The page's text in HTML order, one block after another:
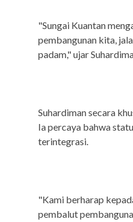
"Sungai Kuantan
pembangunan kita,
padam," ujar
Suhardiman secara
Ia percaya bahwa
terintegrasi.
"Kami berharap
pembalut